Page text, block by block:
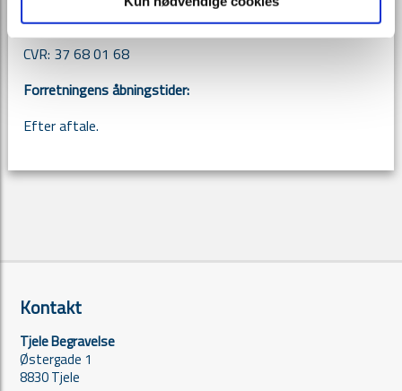
Send os en mail:mail@bmpr.dk
CVR: 37 68 01 68
Forretningens åbningstider:
Efter aftale.
Kontakt
Tjele Begravelse
Østergade 1
8830 Tjele